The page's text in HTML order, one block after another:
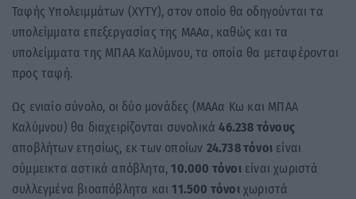
Ταφής Υπολειμμάτων (ΧΥΤΥ), στον οποίο θα οδηγούνται τα
υπολείμματα επεξεργασίας της ΜΑΑα, καθώς και τα
υπολείμματα της ΜΠΑΑ Καλύμνου, τα οποία θα μεταφέρονται
προς ταφή.
Ως ενιαίο σύνολο, οι δύο μονάδες (ΜΑΑα Κω και ΜΠΑΑ
Καλύμνου) θα διαχειρίζονται συνολικά46.238 τόνους
αποβλήτων ετησίως, εκ των οποίων 24.738 τόνοι είναι
σύμμεικτα αστικά απόβλητα,10.000 τόνοιείναι χωριστά
συλλεγμένα βιοαπόβλητα και11.500 τόνοιχωριστά